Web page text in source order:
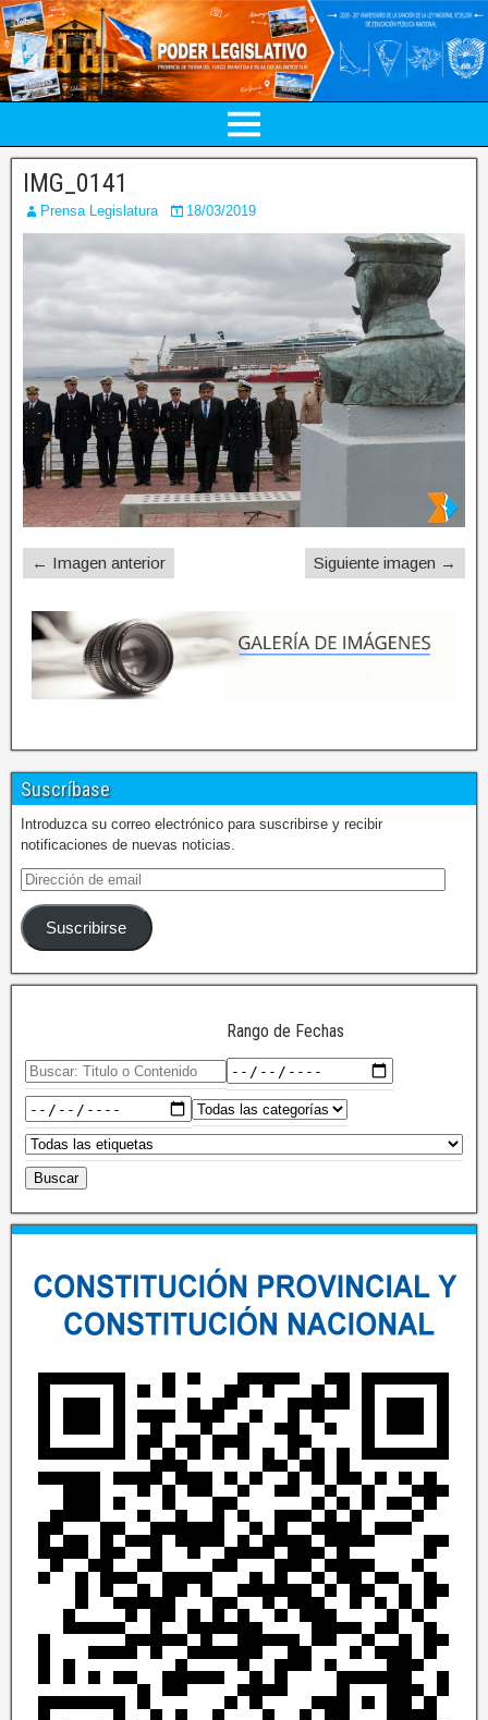
IMG_0141
Prensa Legislatura 18/03/2019
← Imagen anterior Siguiente imagen →
Suscríbase
Introduzca su correo electrónico para suscribirse y recibir
notificaciones de nuevas noticias.
Suscribirse
Rango de Fechas